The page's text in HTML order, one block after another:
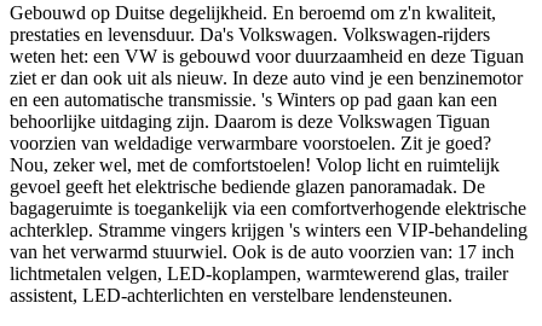
Gebouwd op Duitse degelijkheid. En beroemd om z'n kwaliteit,
prestaties en levensduur. Da's Volkswagen. Volkswagen-rijders
weten het: een VW is gebouwd voor duurzaamheid en deze Tiguan
ziet er dan ook uit als nieuw. In deze auto vind je een benzinemotor
en een automatische transmissie. 's Winters op pad gaan kan een
behoorlijke uitdaging zijn. Daarom is deze Volkswagen Tiguan
voorzien van weldadige verwarmbare voorstoelen. Zit je goed?
Nou, zeker wel, met de comfortstoelen! Volop licht en ruimtelijk
gevoel geeft het elektrische bediende glazen panoramadak. De
bagageruimte is toegankelijk via een comfortverhogende elektrische
achterklep. Stramme vingers krijgen 's winters een VIP-behandeling
van het verwarmd stuurwiel. Ook is de auto voorzien van: 17 inch
lichtmetalen velgen, LED-koplampen, warmtewerend glas, trailer
assistent, LED-achterlichten en verstelbare lendensteunen.